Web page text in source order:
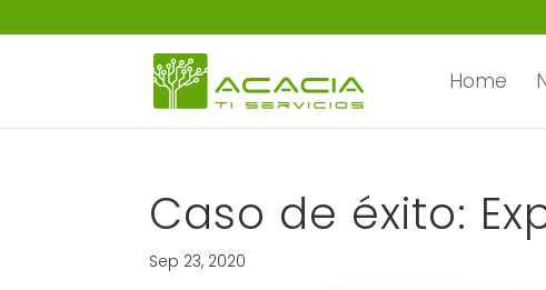
Home
Caso de éxito:
Sep 23, 2020